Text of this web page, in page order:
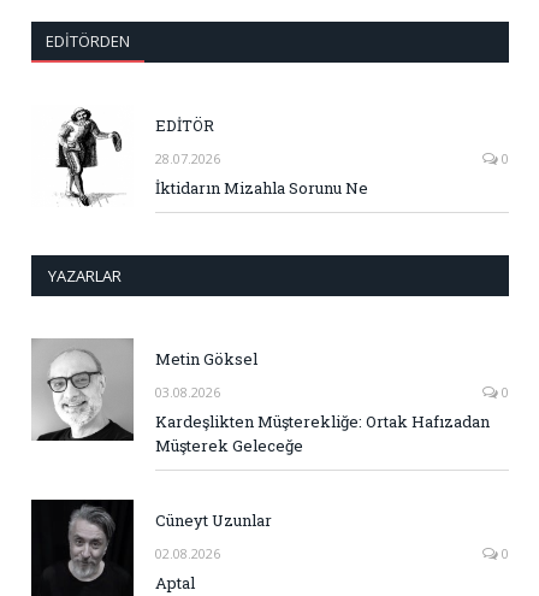
EDITÖRDEN
EDİTÖR
28.07.2026 0
İktidarın Mizahla Sorunu Ne
YAZARLAR
Metin Göksel
03.08.2026 0
Kardeşlikten Müşterekliğe: Ortak Hafızadan
Müşterek Geleceğe
Cüneyt Uzunlar
02.08.2026 0
Aptal